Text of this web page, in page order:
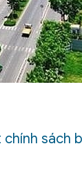
sách